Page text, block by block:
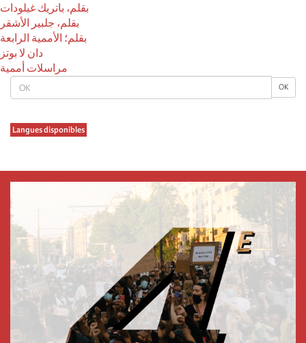
OK OK
Langues disponibles
بقلم، باتريك غيلودات
بقلم، جلبير الأشقر
بقلم؛ الأممية الرابعة
دان لا بوتز
مراسلات أممية